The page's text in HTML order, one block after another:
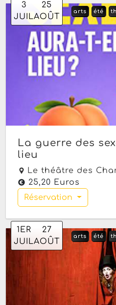
3
JUIL
25
AOÛT
été
arts
La guerre des
lieu
Le théâtre des
25,20 Euros
Réservation
1ER
JUIL
27
AOÛT
été
arts